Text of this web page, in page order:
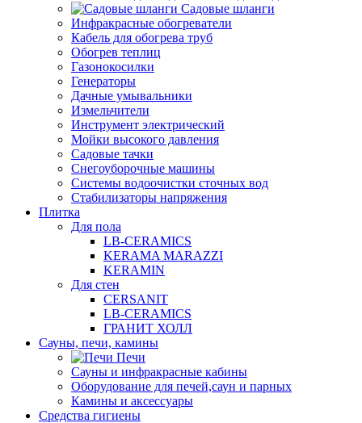
Садовые шланги
Инфракрасные обогреватели
Кабель для обогрева труб
Обогрев теплиц
Газонокосилки
Генераторы
Дачные умывальники
Измельчители
Инструмент электрический
Мойки высокого давления
Садовые тачки
Снегоуборочные машины
Системы водоочистки сточных вод
Стабилизаторы напряжения
Плитка
Для пола
LB-CERAMICS
KERAMA MARAZZI
KERAMIN
Для стен
CERSANIT
LB-CERAMICS
ГРАНИТ ХОЛЛ
Сауны, печи, камины
Печи
Сауны и инфракрасные кабины
Оборудование для печей,саун и парных
Камины и аксессуары
Средства гигиены